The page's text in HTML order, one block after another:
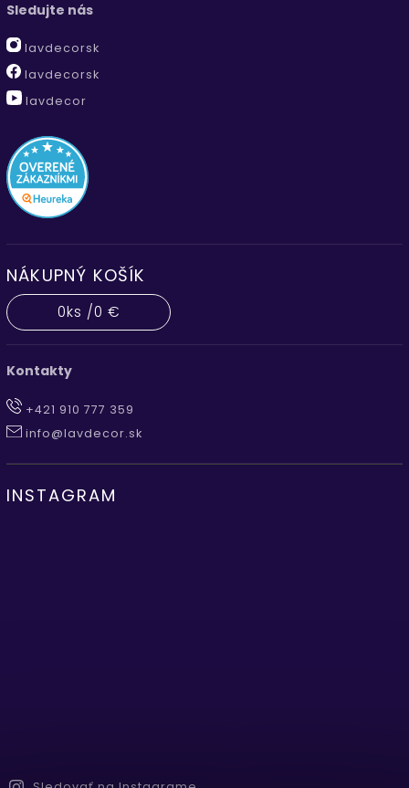
Sledujte nás
lavdecorsk
lavdecorsk
lavdecor
NÁKUPNÝ KOŠÍK
0ks /0 €
Kontakty
+421 910 777 359
info@lavdecor.sk
INSTAGRAM